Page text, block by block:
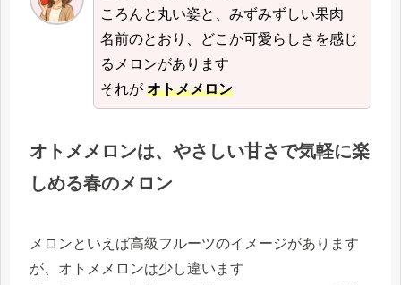
ころんと丸い姿と、みずみずしい果肉
名前のとおり、どこか可愛らしさを感じ
るメロンがあります
それがオトメメロン
オトメメロンは、やさしい甘さで気軽に楽
しめる春のメロン
メロンといえば高級フルーツのイメージがあります
が、オトメメロンは少し違います